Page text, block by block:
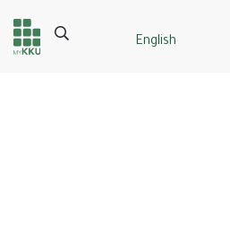
English
Header
Main Menu
Search